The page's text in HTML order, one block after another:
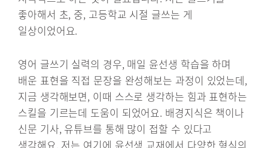
좋아해서 초, 중, 고등학교 시절 글쓰는 게
일상이었어요.
영어 글쓰기 실력의 경우, 매일 윤선생 학습을 하며
배운 표현을 직접 문장을 완성해보는 과정이 있었는데,
지금 생각해보면, 이때 스스로 생각하는 힘과 표현하는
스킬을 기르는데 도움이 되었어요. 배경지식은 책이나
신문 기사, 유튜브를 통해 많이 접할 수 있다고
생각해요. 저는 여기에 윤선생 교재에서 다양한 형식의